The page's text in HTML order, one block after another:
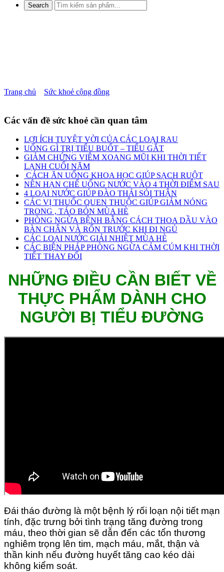
Trang chủ Sức khoẻ cộng đồng
Các vấn đề sức khoẻ cần quan tâm
LỢI ÍCH TUYỆT VỜI CỦA CÁC LOẠI RAU
UỐNG GÌ TRỊ TIỂU BUỐT – TIỂU GẮT
GIẢM CHỨNG VIÊM XOANG MŨI KHI THỜI TIẾT
LẠNH CUỐI NĂM
CÁCH ĂN UỐNG KHOA HỌC GIÚP SẠCH RUỘT
NÊN HẠN CHẾ UỐNG NƯỚC VÀO 4 THỜI ĐIỂM SAU
4 LOẠI NƯỚC GIÚP ĐÀO THẢI SỎI THẬN
CÁC VỊ THUỐC QUEN THUỘC GIÚP GIẢM NÓNG
TRONG , TÁO BÓN MÙA HÈ
PHÒNG NGỪA BỆNH BẰNG CÁCH THOA DẦU VÀO
BÀN CHÂN VÀ RỐN TRƯỚC KHI ĐI NGỦ
CÁC LOẠI NƯỚC GIẢI NHIỆT MÙA HÈ
CÁC BIỆN PHÁP PHÒNG NGỪA CẢM CÚM KHI THỜI
TIẾT THAY ĐỔI
NHỮNG ĐIỀU CẦN BIẾT VỀ
THỰC PHẨM DÀNH CHO
NGƯỜI BỊ TIỂU ĐƯỜNG
Đái tháo đường là một bệnh lý rối loạn nội tiết mạn
tính, đặc trưng bởi tình trạng tăng đường trong
máu, theo thời gian sẽ dẫn đến các tổn thương
nghiêm trọng lên tim, mạch máu, mắt, thận và
thần kinh nếu đường huyết tăng cao kéo dài
không kiểm soát.